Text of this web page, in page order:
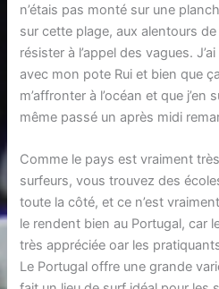
n’étais pas monté sur une
sur cette plage, aux alentours de
résister à l’appel des vagues.
avec mon pote Rui et bien que
m’affronter à l’océan et que j’en
même passé un après midi
Comme le pays est vraiment
surfeurs, vous trouvez des
toute la côté, et ce n’est
le rendent bien au Portugal, car
très appréciée oar les
Le Portugal offre une grande